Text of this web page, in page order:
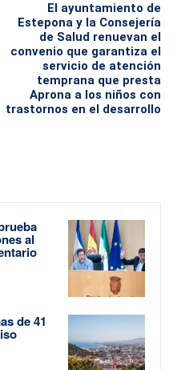
El ayuntamiento de
Estepona y la Consejería
de Salud renuevan el
convenio que garantiza el
servicio de atención
temprana que presta
Aprona a los niños con
trastornos en el desarrollo
al
de 41